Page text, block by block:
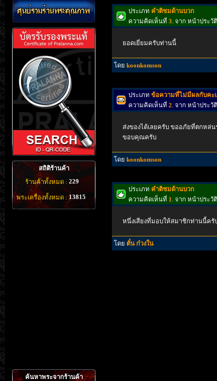
สถิติร้านค้า
ร้านค้าทั้งหมด : 229
พระเครื่องทั้งหมด : 13815
ค้นหาพระจากร้านค้า
ประเภท คำติชมด้านบวก
ความคิดเห็นที่ 3. จาก หน้าประวั
ยอดเยี่ยมครับท่านนี้
โดย koonkomson
ประเภท ข้อความที่ไม่มีผลกับคะ
ความคิดเห็นที่ 2. จาก หน้าประวั
ส่งของได้เลยครับ ขออภัยที่ตกหล่
ขอบคุณครับ
โดย koonkomson
ประเภท คำติชมด้านบวก
ความคิดเห็นที่ 1. จาก หน้าประวั
หนึ่งเสียงที่มอบให้สมาชิกท่านนี้ครั
โดย ตั๋น ก๋วงใน